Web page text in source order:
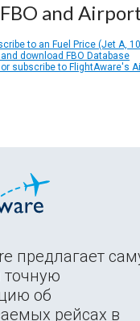
and
to an Fuel Price (Jet A,
and download FBO Database
or subscribe to FlightAware's
предлагает
об
рейсах в